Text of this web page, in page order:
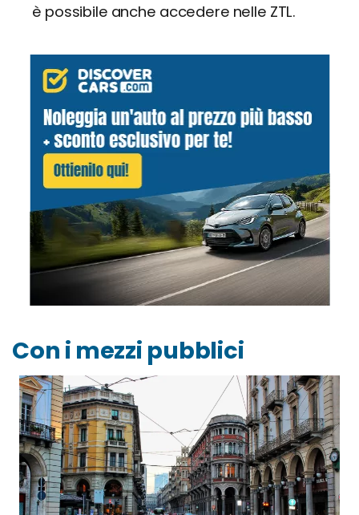
è possibile anche accedere nelle ZTL.
Con i mezzi pubblici